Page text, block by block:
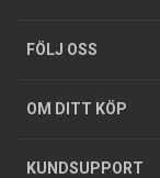
FÖLJ OSS
OM DITT KÖP
Integritetspolicy
GDPR
KUNDSUPPORT
Foldrar och
Köpguider
Varumärken
Tjänster
Hållbarhet
Jobba hos oss